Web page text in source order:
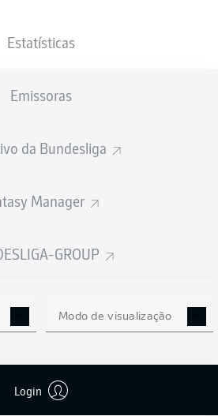
Estatísticas
Emissoras
da Bundesliga
Manager
GROUP
Modo de visualização
Login
DA
2026/2027